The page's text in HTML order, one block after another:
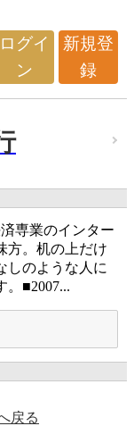
ログイ
ン
新規登
録
専業のインター
方。机の上だけ
しのような人に
。■2007...
戻る